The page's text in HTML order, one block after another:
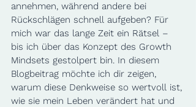
annehmen, während andere bei
Rückschlägen schnell aufgeben? Für
mich war das lange Zeit ein Rätsel –
bis ich über das Konzept des Growth
Mindsets gestolpert bin. In diesem
Blogbeitrag möchte ich dir zeigen,
warum diese Denkweise so wertvoll ist,
wie sie mein Leben verändert hat und